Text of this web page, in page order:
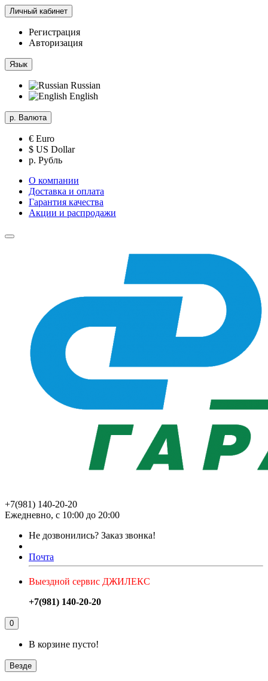
Личный кабинет
Регистрация
Авторизация
Язык
Russian
English
р. Валюта
€ Euro
$ US Dollar
р. Рубль
О компании
Доставка и оплата
Гарантия качества
Акции и распродажи
+7(981) 140-20-20
Ежедневно, с 10:00 до 20:00
Не дозвонились? Заказ звонка!
Почта
Выездной сервис ДЖИЛЕКС
+7(981) 140-20-20
0
В корзине пусто!
Везде